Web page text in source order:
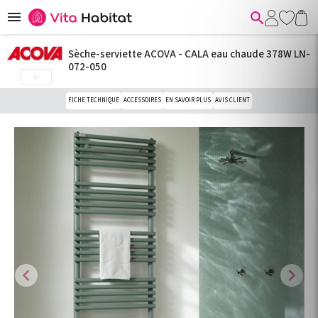
 
chevron_left chevron_right
Sèche-serviette ACOVA - CALA eau chaude 378W LN-
072-050
FICHE TECHNIQUE ACCESSOIRES EN SAVOIR PLUS AVIS CLIENT